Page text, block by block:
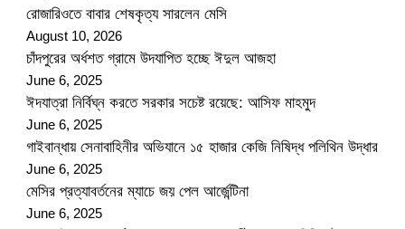
রোজারিওতে বাবার শেষকৃত্য সারলেন মেসি
August 10, 2026
চাঁদপুরের অর্ধশত গ্রামে উদযাপিত হচ্ছে ঈদুল আজহা
June 6, 2025
ঈদযাত্রা নির্বিঘ্ন করতে সরকার সচেষ্ট রয়েছে: আসিফ মাহমুদ
June 6, 2025
গাইবান্ধায় সেনাবাহিনীর অভিযানে ১৫ হাজার কেজি নিষিদ্ধ পলিথিন উদ্ধার
June 6, 2025
মেসির প্রত্যাবর্তনের ম্যাচে জয় পেল আর্জেন্টিনা
June 6, 2025